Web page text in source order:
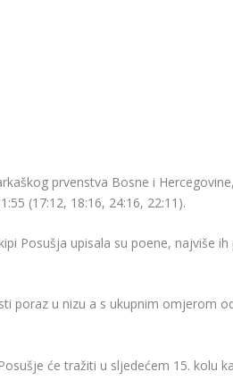
prvenstva Bosne i
(17:12, 18:16, 24:16, 22:11).
Posušja upisala su poene, najviše
poraz u nizu a s ukupnim omjerom
će tražiti u sljedećem 15. kolu